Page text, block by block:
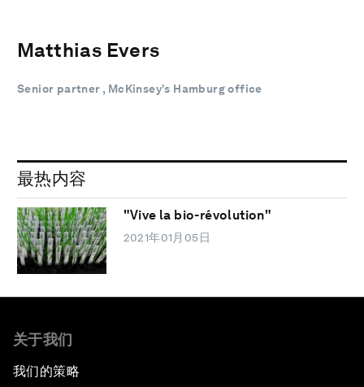
Matthias Evers
Senior partner , McKinsey’s Hamburg office
最热内容
"Vive la bio-révolution"
2021年01月05日
关于我们
我们的策略